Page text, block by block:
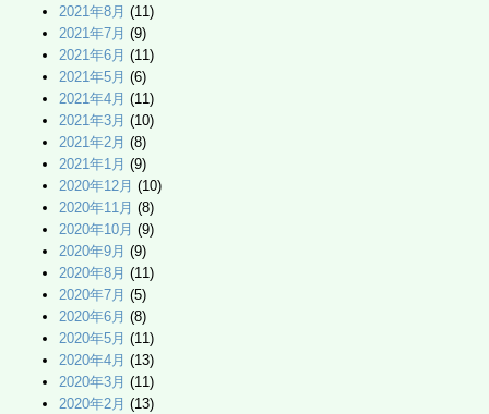
2021年8月 (11)
2021年7月 (9)
2021年6月 (11)
2021年5月 (6)
2021年4月 (11)
2021年3月 (10)
2021年2月 (8)
2021年1月 (9)
2020年12月 (10)
2020年11月 (8)
2020年10月 (9)
2020年9月 (9)
2020年8月 (11)
2020年7月 (5)
2020年6月 (8)
2020年5月 (11)
2020年4月 (13)
2020年3月 (11)
2020年2月 (13)